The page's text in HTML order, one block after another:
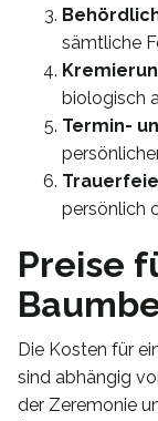
sämtliche
biologisch
Termin-
persönlich
Preise
Die Kosten für
sind abhängig
der Zeremonie